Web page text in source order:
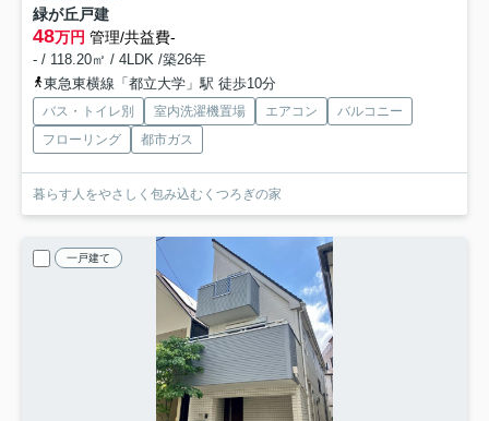
緑が丘戸建
48万円 管理/共益費-
- / 118.20㎡ / 4LDK /築26年
東急東横線「都立大学」駅 徒歩10分
バス・トイレ別 室内洗濯機置場 エアコン
バルコニー
フローリング
都市ガス
暮らす人をやさしく包み込むくつろぎの家
一戸建て